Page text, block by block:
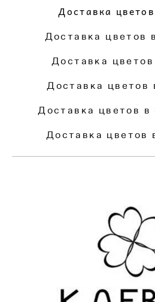
Доставка
Доставка цветов
Доставка
Доставка цветов
Доставка цветов в
Доставка цветов